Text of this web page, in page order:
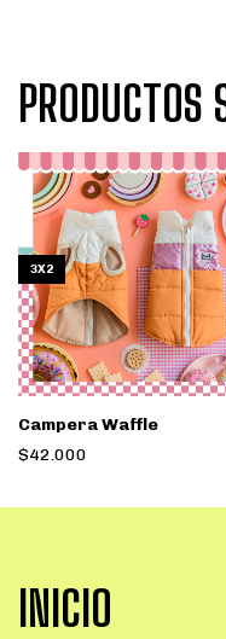
3X2
Campera Waffle
$42.000
INICIO